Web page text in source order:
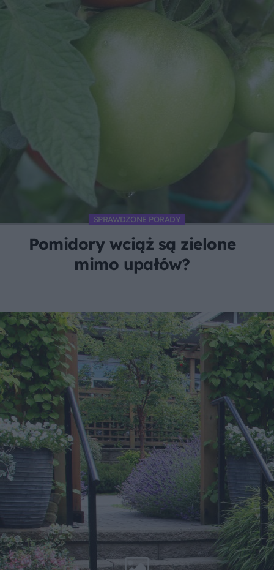
SPRAWDZONE PORADY
Pomidory wciąż są zielone
mimo upałów?